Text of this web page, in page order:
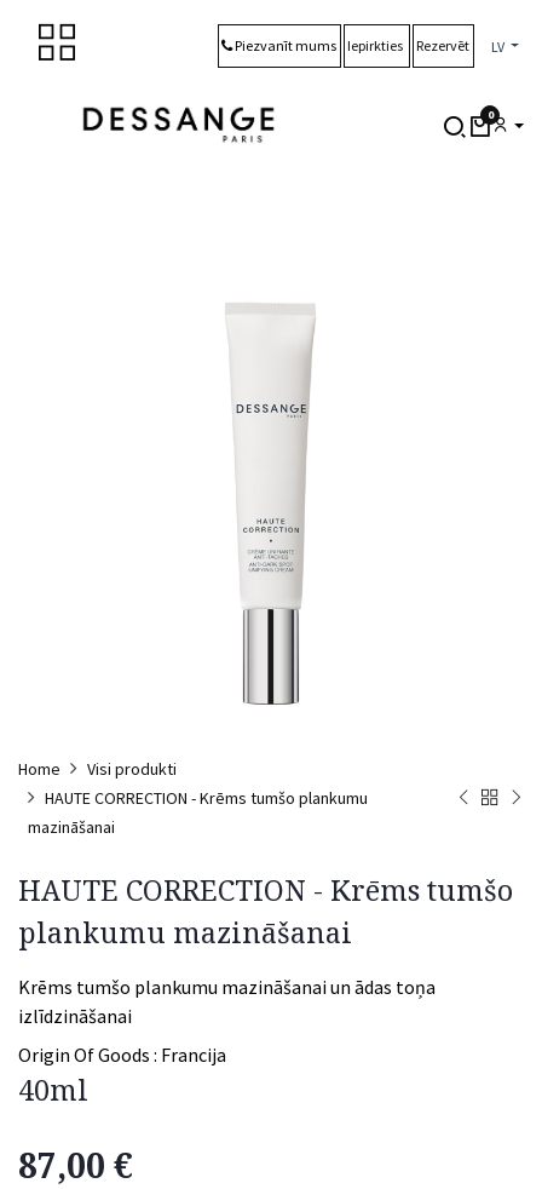
0
Piezvanīt mums Iepirkties Rezervēt LV
Home
Visi produkti
HAUTE CORRECTION - Krēms tumšo plankumu
mazināšanai
HAUTE CORRECTION - Krēms tumšo
plankumu mazināšanai
Krēms tumšo plankumu mazināšanai un ādas toņa
izlīdzināšanai
Origin Of Goods : Francija
40ml
87,00 €